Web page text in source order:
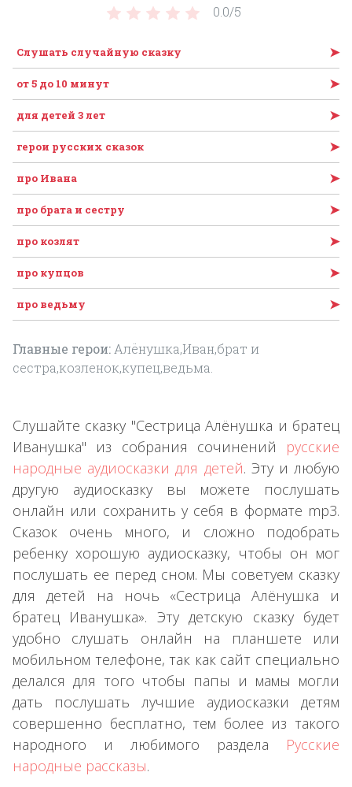
0.0/5
Слушать случайную сказку ➤
от 5 до 10 минут ➤
для детей 3 лет ➤
герои русских сказок ➤
про Ивана ➤
про брата и сестру ➤
про козлят ➤
про купцов ➤
про ведьму ➤
Главные герои: Алёнушка,Иван,брат и
сестра,козленок,купец,ведьма.
Слушайте сказку "Сестрица Алёнушка и братец
Иванушка" из собрания сочинений русские
народные аудиосказки для детей. Эту и любую
другую аудиосказку вы можете послушать
онлайн или сохранить у себя в формате mp3.
Сказок очень много, и сложно подобрать
ребенку хорошую аудиосказку, чтобы он мог
послушать ее перед сном. Мы советуем сказку
для детей на ночь «Сестрица Алёнушка и
братец Иванушка». Эту детскую сказку будет
удобно слушать онлайн на планшете или
мобильном телефоне, так как сайт специально
делался для того чтобы папы и мамы могли
дать послушать лучшие аудиосказки детям
совершенно бесплатно, тем более из такого
народного и любимого раздела Русские
народные рассказы.